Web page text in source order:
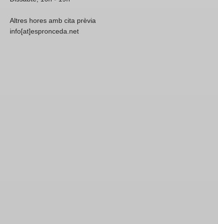
Altres hores amb cita prèvia
info[at]espronceda.net